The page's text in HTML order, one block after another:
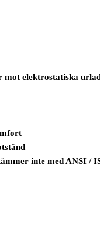
mot elektrostatiska
inte med ANSI /